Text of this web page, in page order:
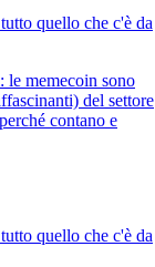
quello che c'è da
memecoin sono
del settore
contano e
quello che c'è da